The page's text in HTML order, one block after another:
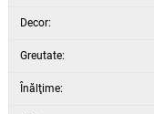
Decor:
Greutate:
Înălţime: